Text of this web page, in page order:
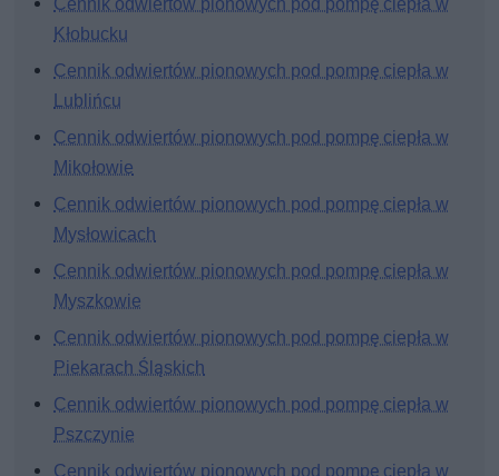
Cennik odwiertów pionowych pod pompę ciepła w
Kłobucku
Cennik odwiertów pionowych pod pompę ciepła w
Lublińcu
Cennik odwiertów pionowych pod pompę ciepła w
Mikołowie
Cennik odwiertów pionowych pod pompę ciepła w
Mysłowicach
Cennik odwiertów pionowych pod pompę ciepła w
Myszkowie
Cennik odwiertów pionowych pod pompę ciepła w
Piekarach Śląskich
Cennik odwiertów pionowych pod pompę ciepła w
Pszczynie
Cennik odwiertów pionowych pod pompę ciepła w